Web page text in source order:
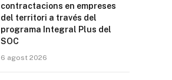
contractacions en empreses
del territori a través del
programa Integral Plus del
SOC
6 agost 2026